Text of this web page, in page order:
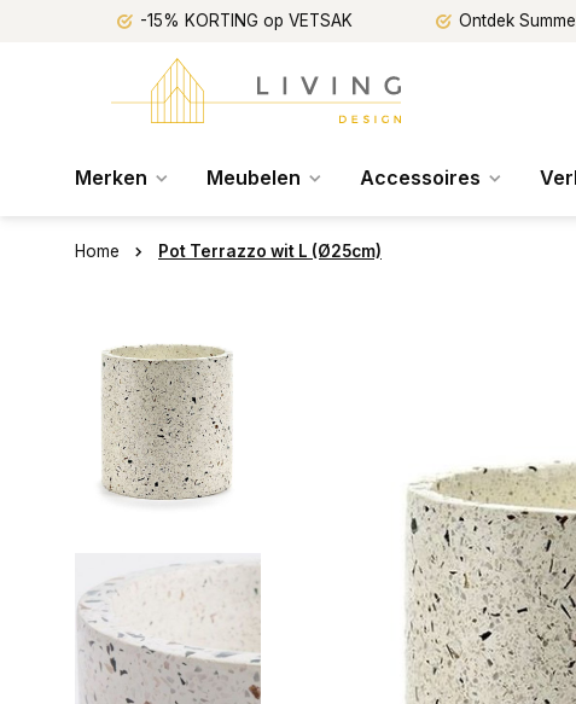
-15% KORTING op VETSAK Ontdek
Merken Meubelen Accessoires
Home Pot Terrazzo wit L (Ø25cm)